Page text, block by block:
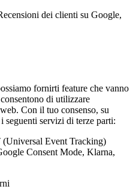
dei clienti su Google,
fornirti feature che vanno
di utilizzare
Con il tuo consenso, su
seguenti servizi di terze parti:
Event Tracking)
Consent Mode, Klarna,